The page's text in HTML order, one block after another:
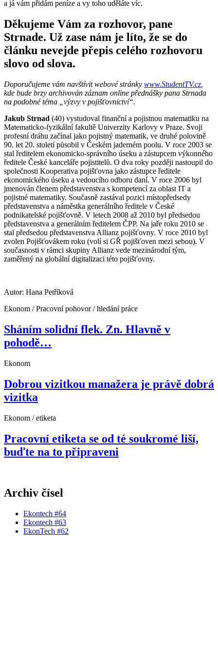
a já vám přidám peníze a vy toho uděláte víc.
Děkujeme Vám za rozhovor, pane
Strnade. Už zase nám je líto, že se do
článku nevejde přepis celého rozhovoru
slovo od slova.
Doporučujeme vám navštívit webové stránky www.StudentTV.cz
kde bude brzy archivován záznam online přednášky pana Strnada
na podobné téma „výzvy v pojišťovnictví“.
Jakub Strnad (40) vystudoval finanční a pojistnou matematiku na
Matematicko-fyzikální fakultě Univerzity Karlovy v Praze. Svoji
profesní dráhu začínal jako pojistný matematik, ve druhé polovině
90. let 20. století působil v Českém jaderném poolu. V roce 2003 se
stal ředitelem ekonomicko-správního úseku a zástupcem výkonného
ředitele České kanceláře pojistitelů. O dva roky později nastoupil do
společnosti Kooperativa pojišťovna jako zástupce ředitele
ekonomického úseku a vedoucího odboru daní. V roce 2006 byl
jmenován členem představenstva s kompetencí za oblast IT a
pojistné matematiky. Současně zastával pozici místopředsedy
představenstva a náměstka generálního ředitele v České
podnikatelské pojišťovně. V letech 2008 až 2010 byl předsedou
představenstva a generálním ředitelem ČPP. Na jaře roku 2010 se
stal předsedou představenstva Allianz pojišťovny. V roce 2010 byl
zvolen Pojišťovákem roku (volí si GŘ pojišťoven mezi sebou). V
současnosti v rámci skupiny Allianz vede mezinárodní tým,
zaměřený na globální digitalizaci této pojišťovny.
Autor: Hana Petříková
Ekonom / Pracovní pohovor / hledání práce
Sháním solidní flek. Zn. Hlavně v
pohodě…
Ekonom
Dobrou vizitkou manažera je právě dobrá
vizitka
Ekonom / etiketa
Pracovní etiketa se od té soukromé liší,
buďte na to připraveni
Archiv čísel
Ekontech #64
Ekontech #63
EkonTech #62